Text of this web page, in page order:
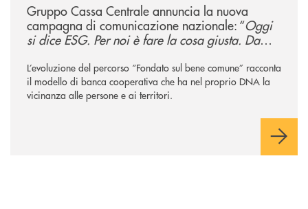
Gruppo Cassa Centrale annuncia la nuova
campagna di comunicazione nazionale: “Oggi
si dice ESG. Per noi è fare la cosa giusta. Da
L’evoluzione del percorso “Fondato sul bene comune” racconta
il modello di banca cooperativa che ha nel proprio DNA la
vicinanza alle persone e ai territori.